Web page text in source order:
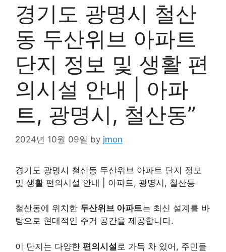
경기도 광명시 철산
동 두산위브 아파트
단지 정보 및 생활 편
의시설 안내 | 아파
트, 광명시, 철산동”
2024년 10월 09일 by jmon
경기도 광명시 철산동 두산위브 아파트 단지 정보
및 생활 편의시설 안내 | 아파트, 광명시, 철산동
철산동에 위치한 두산위브 아파트는 최신 설계를 바
탕으로 현대적인 주거 공간을 제공합니다.
이 단지는 다양한 편의시설 로 가득 차 있어, 주민들